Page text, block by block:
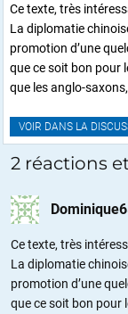
Ce texte, très
La diplomatie
promotion d’une
que ce soit bon pour
que les anglo-
VOIR DANS LA
2 réactions
Ce texte, très
La diplomatie
promotion d’une
que ce soit bon pour